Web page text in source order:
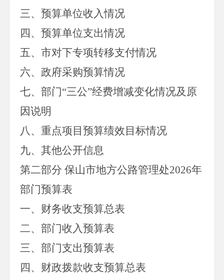
三、预算单位收入情况
四、 预算单位支出情况
五、 市对下专项转移支付情况
六、 政府采购预算情况
七、部门“三公”经费增减变化情况及原
因说明
八、重点项目预算绩效目标情况
九、其他公开信息
第二部分 保山市地方公路管理处2026年
部门预算表
一、 财务收支预算总表
二、部门收入预算表
三、部门支出预算表
四、财政拨款收支预算总表